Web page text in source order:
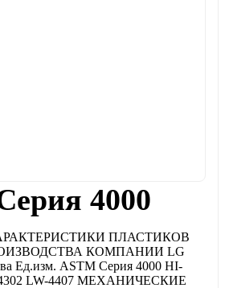
4000
ПЛАСТИКОВ
КОМПАНИИ LG
Ед.изм. ASTM Серия 4000 HI-
4302 LW-4407 МЕХАНИЧЕСКИЕ